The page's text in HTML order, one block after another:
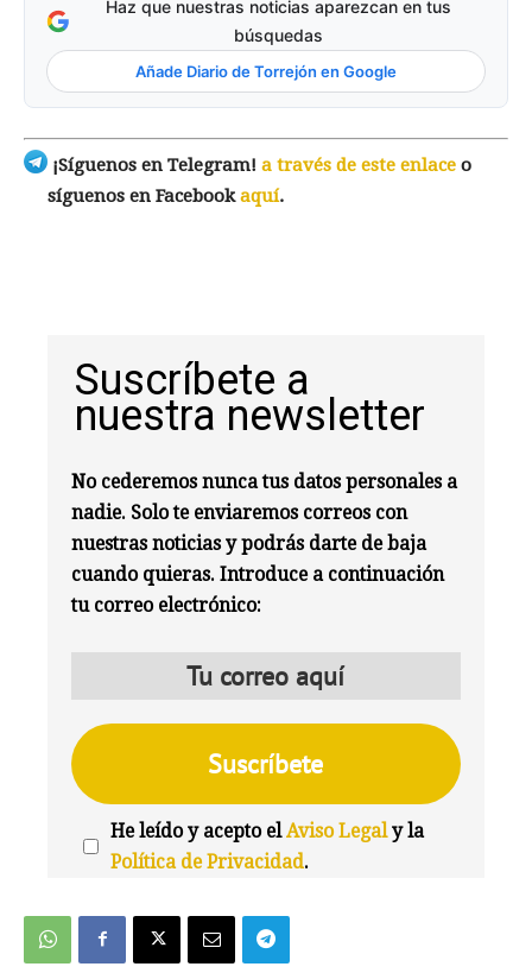
Haz que nuestras noticias aparezcan en tus
búsquedas
Añade Diario de Torrejón en Google
¡Síguenos en Telegram! a través de este enlace o
síguenos en Facebookaquí.
Suscríbete a
nuestra newsletter
No cederemos nunca tus datos personales a
nadie. Solo te enviaremos correos con
nuestras noticias y podrás darte de baja
cuando quieras. Introduce a continuación
tu correo electrónico:
He leído y acepto elAviso Legaly la
Política de Privacidad.